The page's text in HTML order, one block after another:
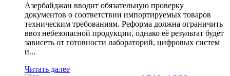
Азербайджан вводит обязательную проверку
документов о соответствии импортируемых товаров
техническим требованиям. Реформа должна ограничить
ввоз небезопасной продукции, однако её результат будет
зависеть от готовности лабораторий, цифровых систем
и...
Читать далее